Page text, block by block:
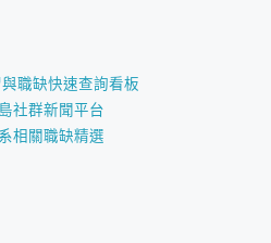
職缺快速查詢看板
社群新聞平台
相關職缺精選